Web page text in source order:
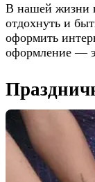
В нашей жизни
отдохнуть и
оформить
оформление —